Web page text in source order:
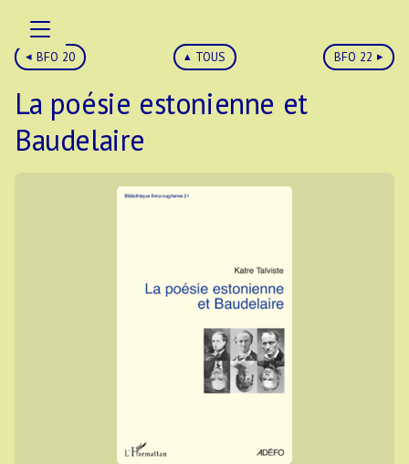
BFO 20 TOUS BFO 22
La poésie estonienne et
Baudelaire